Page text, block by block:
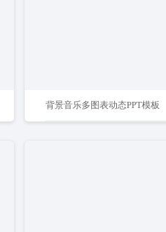
背景音乐多图表动态PPT模板